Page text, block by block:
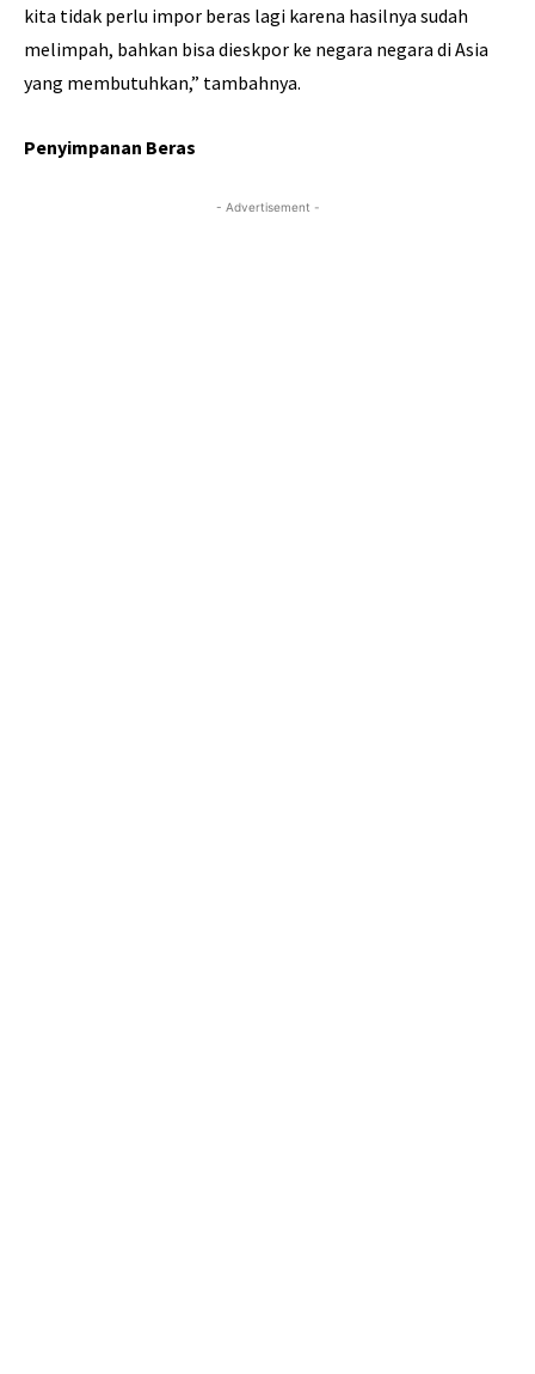
kita tidak perlu impor beras lagi karena hasilnya sudah
melimpah, bahkan bisa dieskpor ke negara negara di Asia
yang membutuhkan,” tambahnya.
Penyimpanan Beras
- Advertisement -